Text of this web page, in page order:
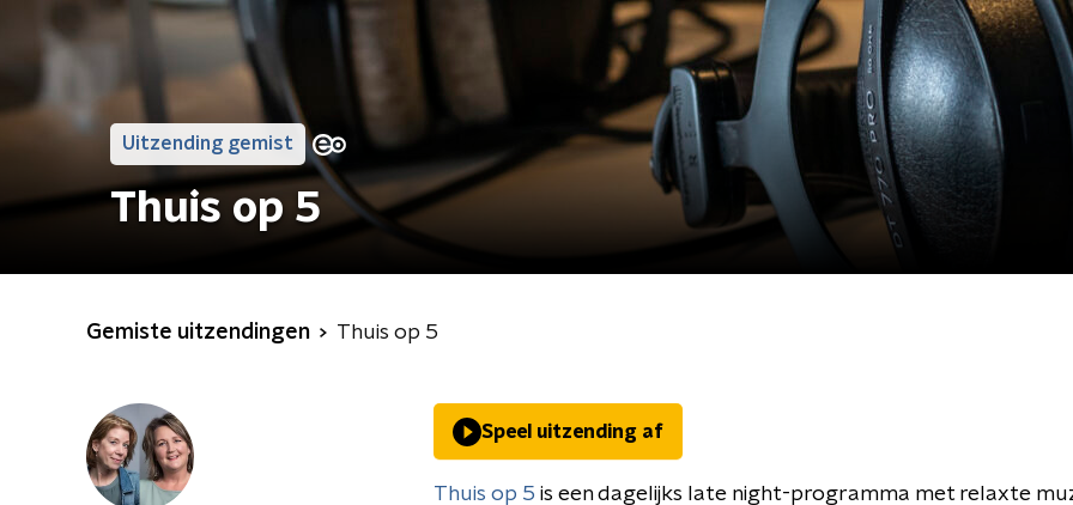
Uitzending gemist
Thuis op 5
Gemiste uitzendingen Thuis op 5
Speel uitzending af
Thuis op 5 is een dagelijks late night-programma met relaxte